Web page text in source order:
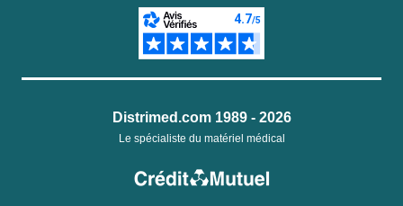
Distrimed.com 1989 - 2026
Le spécialiste du matériel médical